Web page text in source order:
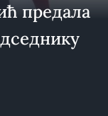
предала